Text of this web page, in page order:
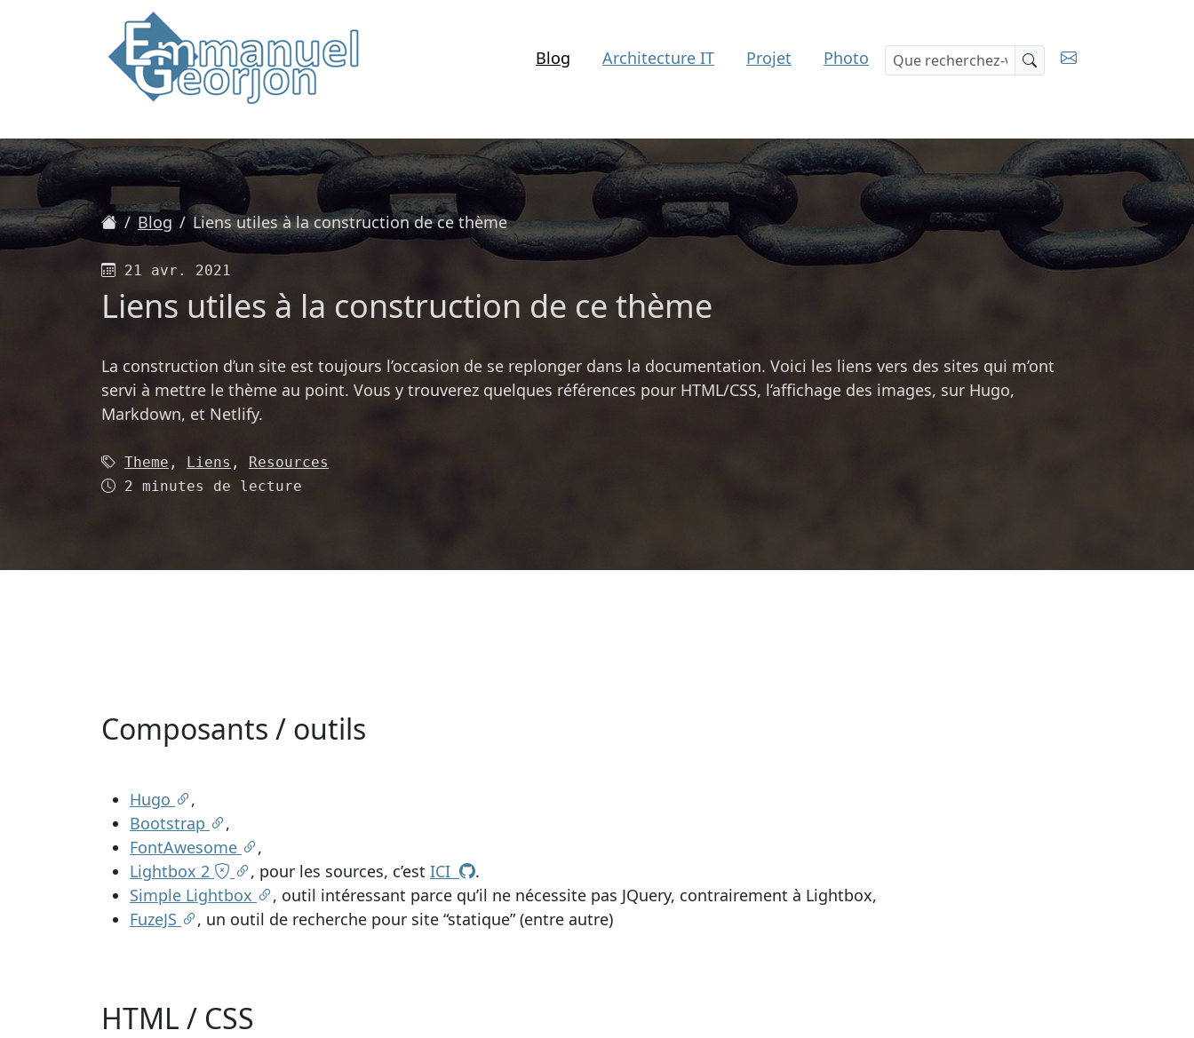
Blog Architecture IT Projet
Photo
Accueil
Blog Liens utiles à la construction de ce thème
Publié le
21 avr. 2021
Liens utiles à la construction de ce thème
La construction d’un site est toujours l’occasion de se replonger dans la documentation. Voici les liens vers des sites qui m’ont
servi à mettre le thème au point. Vous y trouverez quelques références pour HTML/CSS, l’affichage des images, sur Hugo,
Markdown, et Netlify.
Mots-clés (3):
Theme , Liens , Resources
Temps de lecture
2 minutes de lecture
Composants / outils
Hugo
,
Bootstrap
,
FontAwesome
,
Lightbox 2
, pour les sources, c’est ICI
.
Simple Lightbox
, outil intéressant parce qu’il ne nécessite pas JQuery, contrairement à Lightbox,
FuzeJS
, un outil de recherche pour site “statique” (entre autre)
HTML / CSS